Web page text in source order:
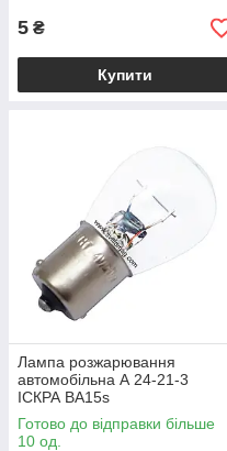
5 ₴
Купити
Лампа розжарювання
автомобільна А 24-21-3
ІСКРА BA15s
Готово до відправки більше
10 од.